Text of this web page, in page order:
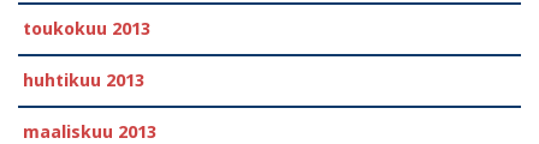
toukokuu 2013
huhtikuu 2013
maaliskuu 2013